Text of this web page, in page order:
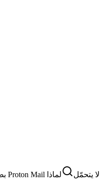
لماذا Proton Mail بطيء جدًا